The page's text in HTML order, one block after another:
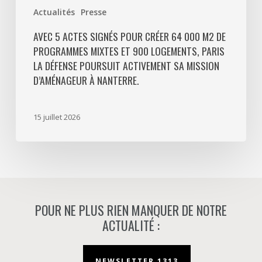
Actualités Presse
Défense
poursuit
activement
AVEC 5 ACTES SIGNÉS POUR CRÉER 64 000 M2 DE
PROGRAMMES MIXTES ET 900 LOGEMENTS, PARIS
LA DÉFENSE POURSUIT ACTIVEMENT SA MISSION
D’AMÉNAGEUR À NANTERRE.
15 juillet 2026
POUR NE PLUS RIEN MANQUER DE NOTRE
ACTUALITÉ :